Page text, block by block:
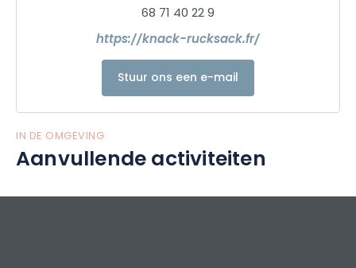
68 71 40 22 9
https://knack-rucksack.fr/
Stuur ons een e-mail
IN DE OMGEVING
Aanvullende activiteiten